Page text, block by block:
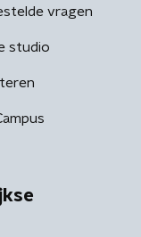
vragen
studio